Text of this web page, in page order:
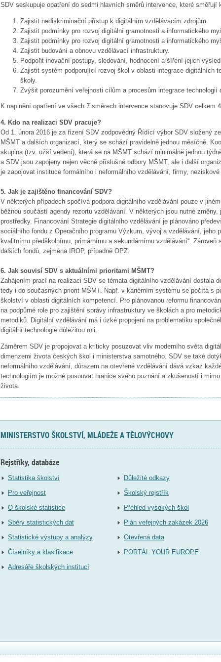
SDV seskupuje opatření do sedmi hlavních směrů intervence, které směřují
Zajistit nediskriminační přístup k digitálním vzdělávacím zdrojům.
Zajistit podmínky pro rozvoj digitální gramotnosti a informatického
Zajistit podmínky pro rozvoj digitální gramotnosti a informatického
Zajistit budování a obnovu vzdělávací infrastruktury.
Podpořit inovační postupy, sledování, hodnocení a šíření jejich
Zajistit systém podporující rozvoj škol v oblasti integrace digitálních
školy.
Zvýšit porozumění veřejnosti cílům a procesům integrace technologií
K naplnění opatření ve všech 7 směrech intervence stanovuje SDV celkem
4. Kdo na realizaci SDV pracuje?
Od 1. února 2016 je za řízení SDV zodpovědný Řídící výbor SDV složený
MŠMT a dalších organizací, který se schází pravidelně jednou měsíčně.
skupina (tzv. užší vedení), která se na MŠMT schází minimálně jednou
a SDV jsou zapojeny nejen věcně příslušné odbory MŠMT, ale i další
je zapojovat instituce formálního i neformálního vzdělávání, firmy,
5. Jak je zajištěno financování SDV?
V některých případech spočívá podpora digitálního vzdělávání pouze v
běžnou součástí agendy rezortu vzdělávání. V některých jsou nutné
prostředky. Financování Strategie digitálního vzdělávání je plánováno
sociálního fondu z Operačního programu Výzkum, vývoj a vzdělávání, jeho
kvalitnímu předškolnímu, primárnímu a sekundárnímu vzdělávání“.
dalších fondů, zejména IROP, případně OPZ.
6. Jak souvisí SDV s aktuálními prioritami MŠMT?
Zahájením prací na realizaci SDV se témata digitálního vzdělávání dostala
tedy i do současných priorit MŠMT. Např. v kariérním systému se počítá s
školství v oblasti digitálních kompetencí. Pro plánovanou reformu
na podpůrné role pro zajištění správy infrastruktury ve školách a pro
metodiků. Digitální vzdělávání má i úzké propojení na problematiku
digitální technologie důležitou roli.
Záměrem SDV je propojovat a kriticky posuzovat vliv moderního světa
dimenzemi života českých škol i ministerstva samotného. SDV se také
neformálního vzdělávání, důrazem na otevřené vzdělávání dává vzkaz
technologiím je možné posouvat hranice svého poznání a zkušeností i
života.
MINISTERSTVO ŠKOLSTVÍ, MLÁDEŽE A TĚLOVÝCHOVY
Rejstříky, databáze
Statistika školství
Pro veřejnost
O školské statistice
Sběry statistických dat
Statistické výstupy a analýzy
Číselníky a klasifikace
Adresáře školských institucí
Důležité odkazy
Školský rejstřík
Přehled vysokých škol
Plán veřejných zakázek 2026
Otevřená data
PORTÁL YOUR EUROPE